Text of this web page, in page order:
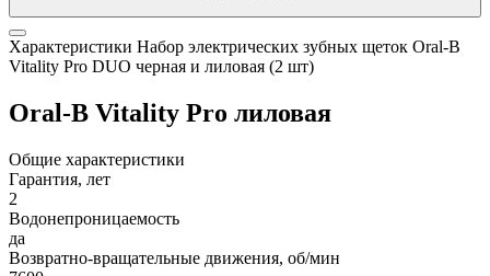
Характеристики Набор электрических зубных щеток Oral-B
Vitality Pro DUO черная и лиловая (2 шт)
Oral-B Vitality Pro лиловая
Общие характеристики
Гарантия, лет
2
Водонепроницаемость
да
Возвратно-вращательные движения, об/мин